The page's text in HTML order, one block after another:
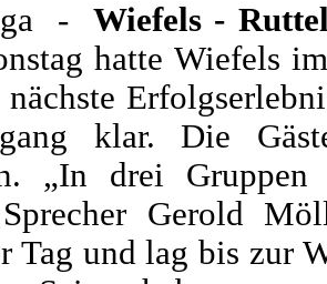
-Wiefels -
hatte Wiefels
nächste
klar. Die
„In drei
Gerold
Tag und lag bis zur